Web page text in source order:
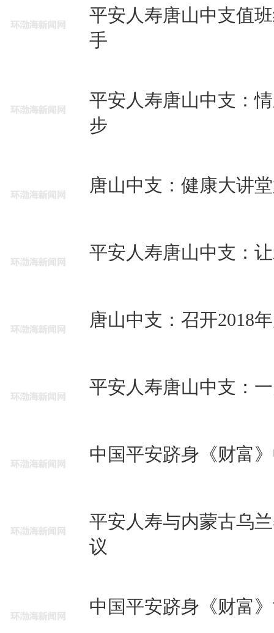
平安人寿唐山中支值
手
平安人寿唐山中支：
步
唐山中支：健康大讲
平安人寿唐山中支：
唐山中支：召开2018
平安人寿唐山中支：
中国平安跻身《财富
平安人寿与内蒙古乌
议
中国平安跻身《财富